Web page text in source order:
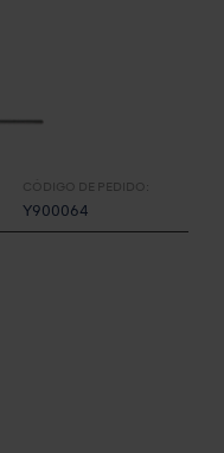
CÓDIGO DE PEDIDO:
Y900064